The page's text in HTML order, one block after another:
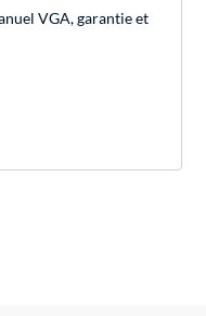
VGA, garantie et